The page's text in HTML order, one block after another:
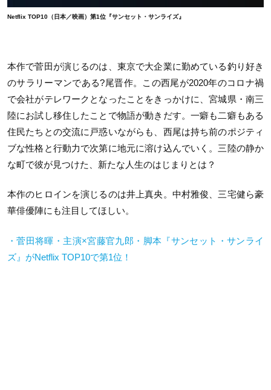
Netflix TOP10（日本／映画）第1位『サンセット・サンライズ』
本作で菅田が演じるのは、東京で大企業に勤めている釣り好き
のサラリーマンである?尾晋作。この西尾が2020年のコロナ禍
で会社がテレワークとなったことをきっかけに、宮城県・南三
陸にお試し移住したことで物語が動きだす。一癖も二癖もある
住民たちとの交流に戸惑いながらも、西尾は持ち前のポジティ
ブな性格と行動力で次第に地元に溶け込んでいく。三陸の静か
な町で彼が見つけた、新たな人生のはじまりとは？
本作のヒロインを演じるのは井上真央。中村雅俊、三宅健ら豪
華俳優陣にも注目してほしい。
・菅田将暉・主演×宮藤官九郎・脚本『サンセット・サンライ
ズ』がNetflix TOP10で第1位！